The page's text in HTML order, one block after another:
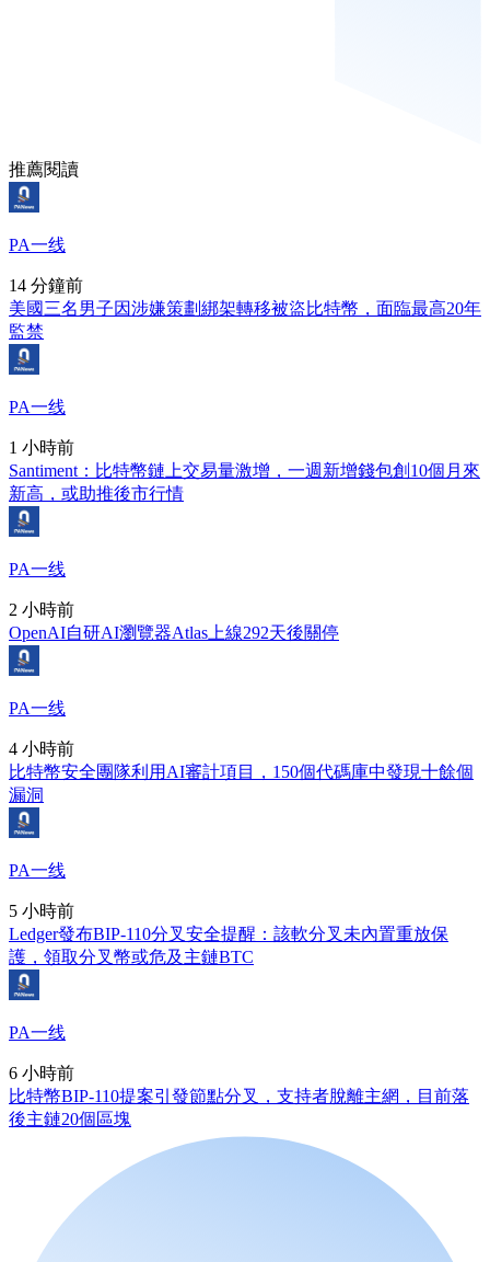
推薦閱讀
PA一线
14 分鐘前
美國三名男子因涉嫌策劃綁架轉移被盜比特幣，面臨最高20年
監禁
PA一线
1 小時前
Santiment：比特幣鏈上交易量激增，一週新增錢包創10個月來
新高，或助推後市行情
PA一线
2 小時前
OpenAI自研AI瀏覽器Atlas上線292天後關停
PA一线
4 小時前
比特幣安全團隊利用AI審計項目，150個代碼庫中發現十餘個
漏洞
PA一线
5 小時前
Ledger發布BIP-110分叉安全提醒：該軟分叉未內置重放保
護，領取分叉幣或危及主鏈BTC
PA一线
6 小時前
比特幣BIP-110提案引發節點分叉，支持者脫離主網，目前落
後主鏈20個區塊